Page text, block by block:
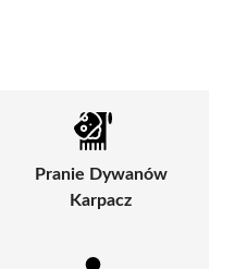
Pranie Dywanów
Karpacz